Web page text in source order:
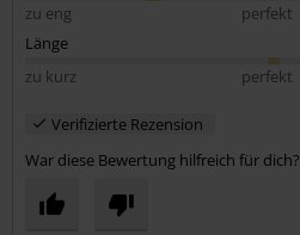
zu eng
perfekt
Länge
zu kurz
perfekt
Verifizierte Rezension
War diese Bewertung hilfreich für dich?